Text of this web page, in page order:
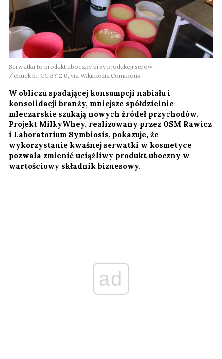
Serwatka to produkt uboczny przy produkcji serów.
chuck b., CC BY 2.0, via Wikimedia Commons
W obliczu spadającej konsumpcji nabiału i
konsolidacji branży, mniejsze spółdzielnie
mleczarskie szukają nowych źródeł przychodów.
Projekt MilkyWhey, realizowany przez OSM Rawicz
i Laboratorium Symbiosis, pokazuje, że
wykorzystanie kwaśnej serwatki w kosmetyce
pozwala zmienić uciążliwy produkt uboczny w
wartościowy składnik biznesowy.
ad